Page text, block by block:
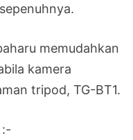
memudahkan
kamera
tripod, TG-BT1.